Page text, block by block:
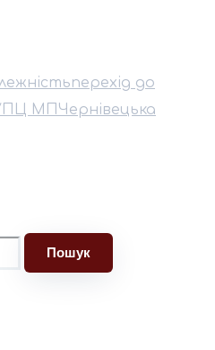
перехід до
МП Чернівецька